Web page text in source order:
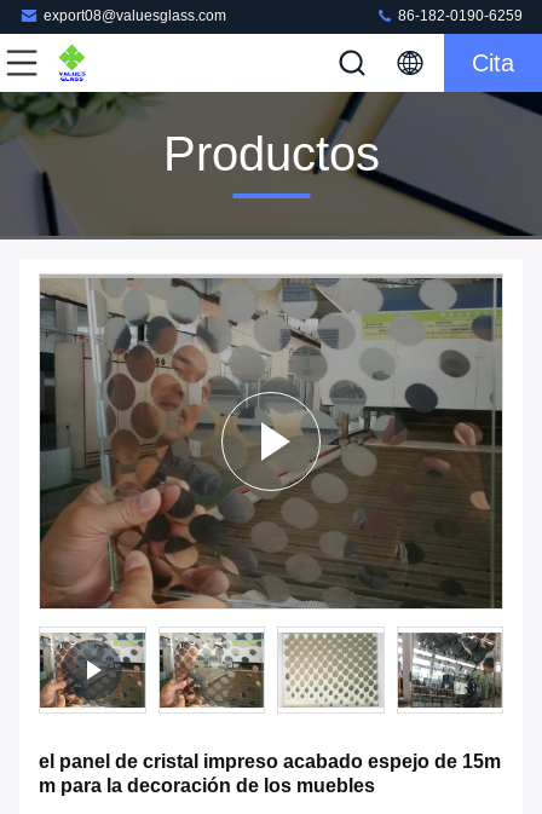
export08@valuesglass.com 86-182-0190-6259
Cita
Productos
el panel de cristal impreso acabado espejo de 15m
m para la decoración de los muebles